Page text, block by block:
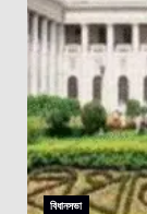
বিধানসভা